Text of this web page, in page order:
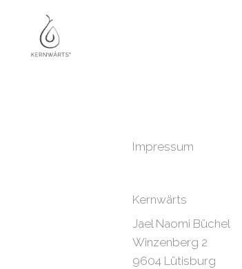
springen
Impressum
Kernwärts
Jael Naomi Büchel
Winzenberg 2
9604 Lütisburg